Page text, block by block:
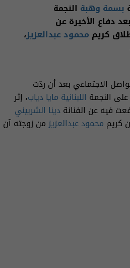
بسمة وهبة النجمة
دفاع الأخيرة عن
كريم محمود عبدالعزيز،
الاجتماعي بعد أن ردّت
النجمة اللبنانية مايا دياب، إثر
فيه عن الفنانةدينا الشربيني
كريم محمود عبدالعزيزمن زوجته آن